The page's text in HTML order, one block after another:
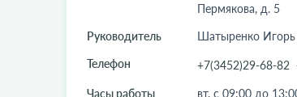
Пермякова, д. 5
Руководитель
Шатыренко Игорь
Телефон
+7(3452)29-68-82
Часы работы
вт. с 09:00 до